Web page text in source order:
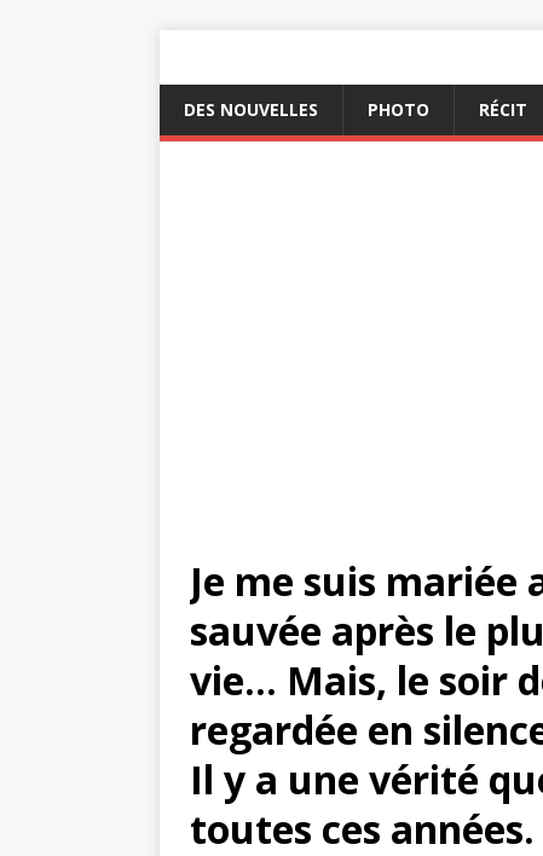
DES NOUVELLES PHOTO RÉCIT
Je me suis mariée
sauvée après le
vie… Mais, le soir
regardée en
Il y a une vérité
toutes ces années.